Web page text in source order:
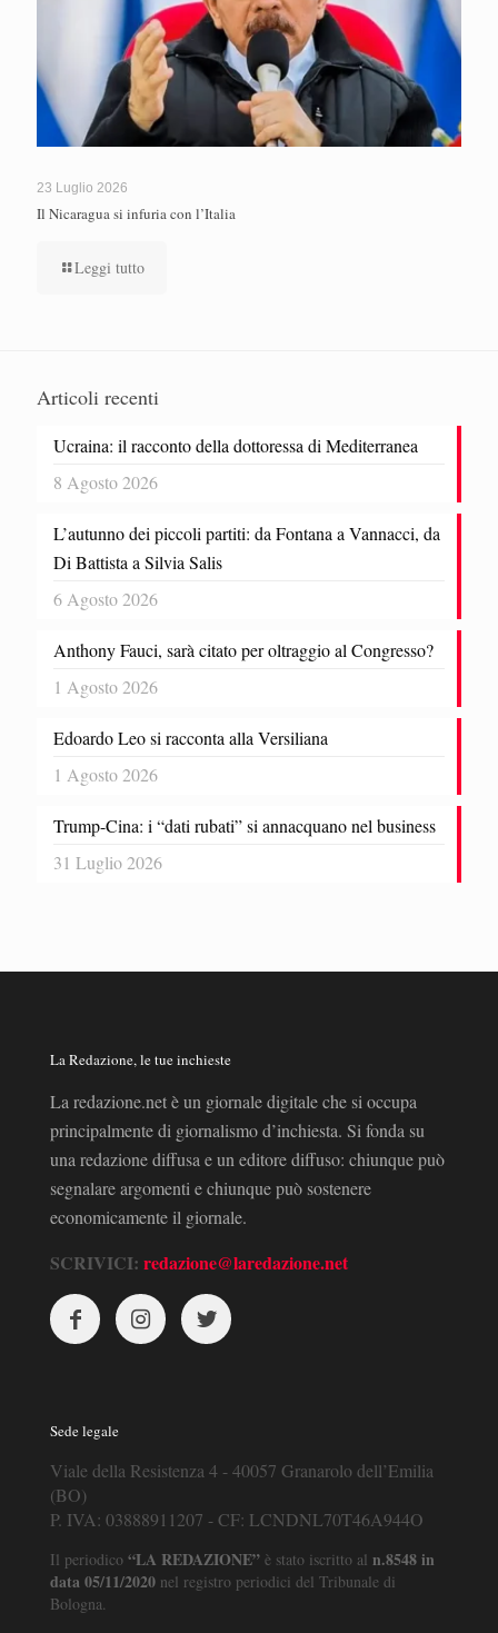
23 Luglio 2026
Il Nicaragua si infuria con l’Italia
Leggi tutto
Articoli recenti
Ucraina: il racconto della dottoressa di Mediterranea
8 Agosto 2026
L’autunno dei piccoli partiti: da Fontana a Vannacci, da
Di Battista a Silvia Salis
6 Agosto 2026
Anthony Fauci, sarà citato per oltraggio al Congresso?
1 Agosto 2026
Edoardo Leo si racconta alla Versiliana
1 Agosto 2026
Trump-Cina: i “dati rubati” si annacquano nel business
31 Luglio 2026
La Redazione, le tue inchieste
La redazione.net è un giornale digitale che si occupa
principalmente di giornalismo d’inchiesta. Si fonda su
una redazione diffusa e un editore diffuso: chiunque può
segnalare argomenti e chiunque può sostenere
economicamente il giornale.
SCRIVICI: redazione@laredazione.net
Sede legale
Viale della Resistenza 4 - 40057 Granarolo dell’Emilia
(BO)
P. IVA: 03888911207 - CF: LCNDNL70T46A944O
Il periodico “LA REDAZIONE” è stato iscritto al n.8548 in
data 05/11/2020 nel registro periodici del Tribunale di
Bologna.